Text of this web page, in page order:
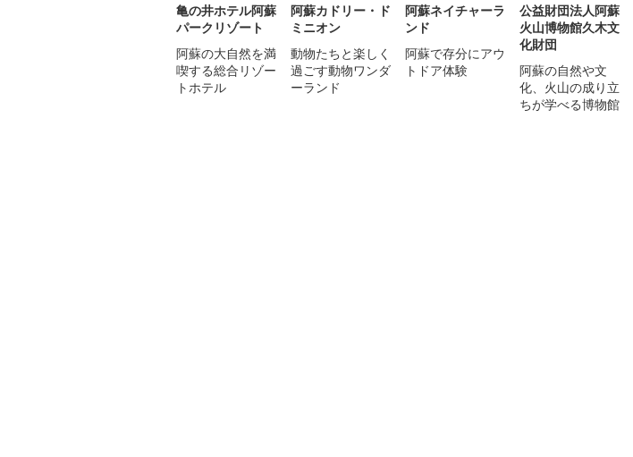
亀の井ホテル阿蘇
パークリゾート
阿蘇の大自然を満
喫する総合リゾー
トホテル
阿蘇カドリー・ド
ミニオン
動物たちと楽しく
過ごす動物ワンダ
ーランド
阿蘇ネイチャーラ
ンド
阿蘇で存分にアウ
トドア体験
公益財団法人阿蘇
火山博物館久木文
化財団
阿蘇の自然や文
化、火山の成り立
ちが学べる博物館